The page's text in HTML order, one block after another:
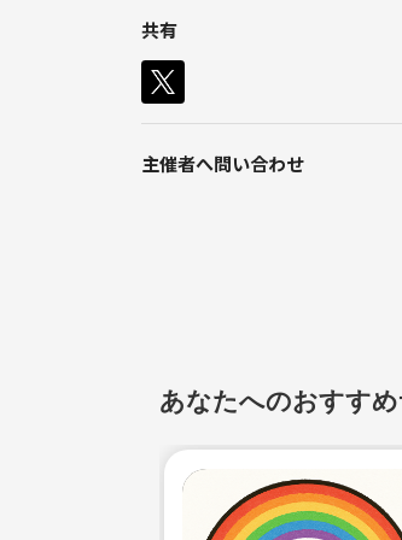
共有
主催者へ問い合わせ
あなたへのおすす